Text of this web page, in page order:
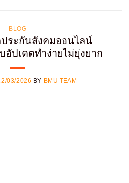
BLOG
ระกันสังคมออนไลน์
อัปเดตทำง่ายไม่ยุ่งยาก
03/2026 BY BMU TEAM